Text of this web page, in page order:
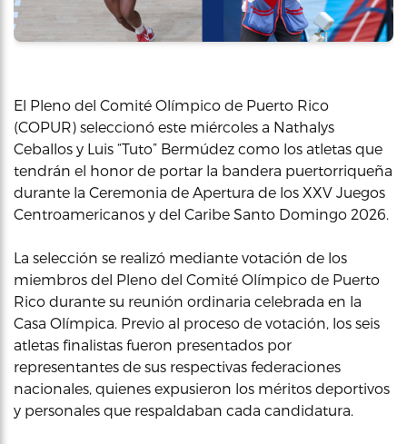
El Pleno del Comité Olímpico de Puerto Rico
(COPUR) seleccionó este miércoles a Nathalys
Ceballos y Luis “Tuto” Bermúdez como los atletas que
tendrán el honor de portar la bandera puertorriqueña
durante la Ceremonia de Apertura de los XXV Juegos
Centroamericanos y del Caribe Santo Domingo 2026.
La selección se realizó mediante votación de los
miembros del Pleno del Comité Olímpico de Puerto
Rico durante su reunión ordinaria celebrada en la
Casa Olímpica. Previo al proceso de votación, los seis
atletas finalistas fueron presentados por
representantes de sus respectivas federaciones
nacionales, quienes expusieron los méritos deportivos
y personales que respaldaban cada candidatura.